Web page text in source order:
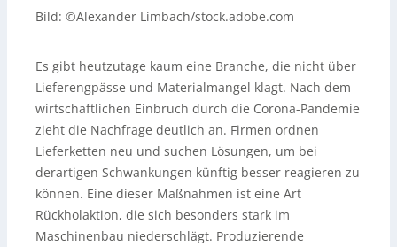
Bild: ©Alexander Limbach/stock.adobe.com
Es gibt heutzutage kaum eine Branche, die nicht über
Lieferengpässe und Materialmangel klagt. Nach dem
wirtschaftlichen Einbruch durch die Corona-Pandemie
zieht die Nachfrage deutlich an. Firmen ordnen
Lieferketten neu und suchen Lösungen, um bei
derartigen Schwankungen künftig besser reagieren zu
können. Eine dieser Maßnahmen ist eine Art
Rückholaktion, die sich besonders stark im
Maschinenbau niederschlägt. Produzierende